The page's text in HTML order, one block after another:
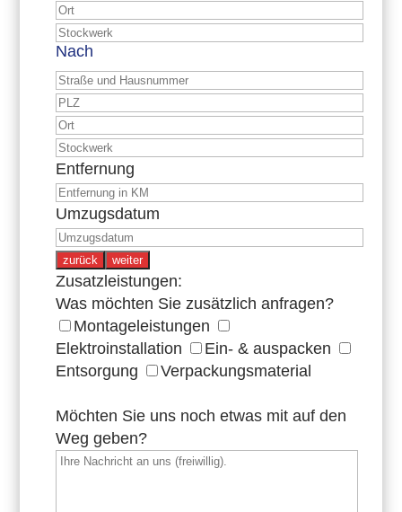
Nach
Entfernung
Umzugsdatum
zurück weiter
Zusatzleistungen:
Was möchten Sie zusätzlich anfragen?
Montageleistungen
Elektroinstallation
Ein- & auspacken
Entsorgung
Verpackungsmaterial
Möchten Sie uns noch etwas mit auf den
Weg geben?